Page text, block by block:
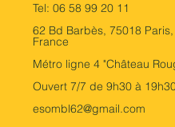
Tel: 06 58 99 20 11
62 Bd Barbès, 75018 Paris,
France
Métro ligne 4 "Château
Ouvert 7/7 de 9h30 à
esombl62@gmail.com